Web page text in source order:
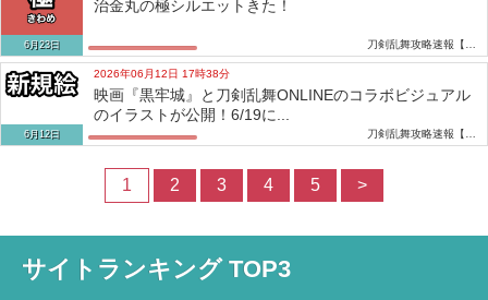
6月23日
治金丸の極シルエットきた！
6月12日
2026年06月12日 17時38分
映画『黒牢城』と刀剣乱舞ONLINEのコラボビジュアル
のイラストが公開！6/19に...
1 2 3 4 5 >
サイトランキング TOP3